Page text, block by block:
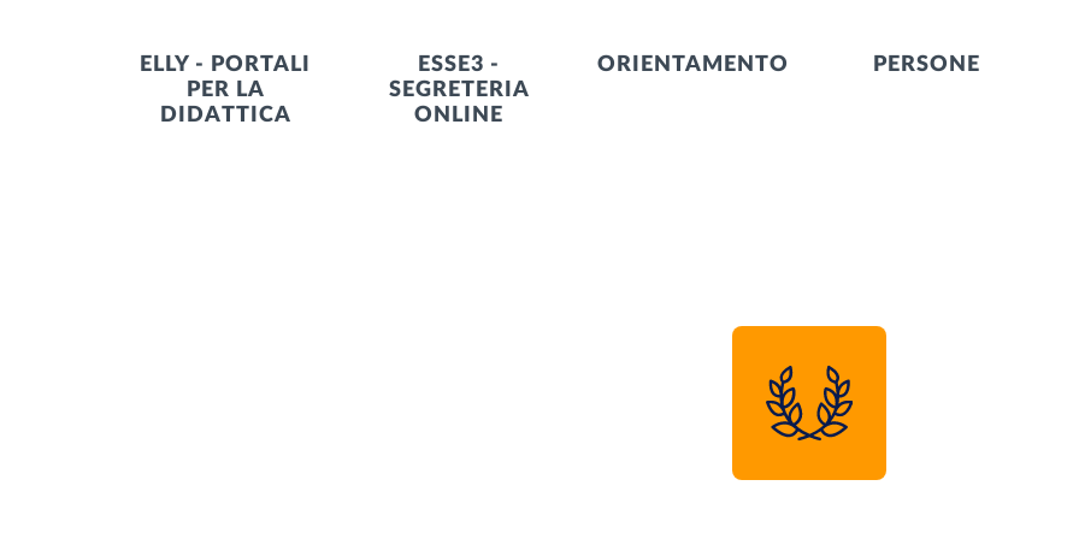
ELLY - PORTALI
PER LA
DIDATTICA
ESSE3 -
SEGRETERIA
ONLINE
ORIENTAMENTO PERSONE